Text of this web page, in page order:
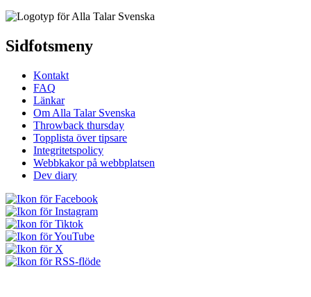
Sidfotsmeny
Kontakt
FAQ
Länkar
Om Alla Talar Svenska
Throwback thursday
Topplista över tipsare
Integritetspolicy
Webbkakor på webbplatsen
Dev diary